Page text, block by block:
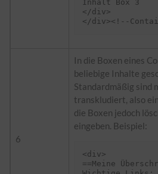
Inhalt Box 3
</div>
6
In die Boxen eines
beliebige Inhalte
Standardmäßig sind
transkludiert, also
die Boxen jedoch
eingeben. Beispiel:
<div>
==Meine